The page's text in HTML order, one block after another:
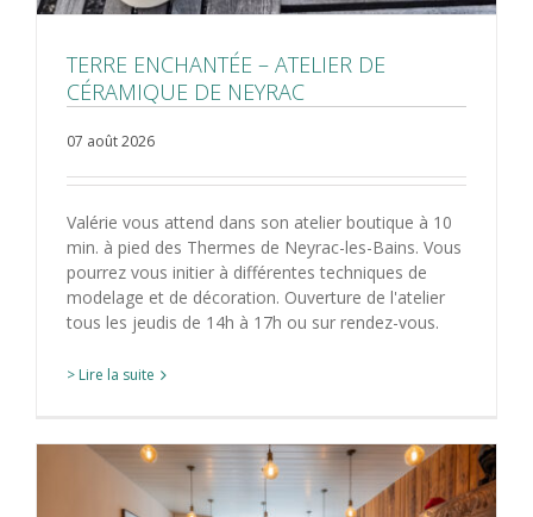
TERRE ENCHANTÉE – ATELIER DE
CÉRAMIQUE DE NEYRAC
07 août 2026
Valérie vous attend dans son atelier boutique à 10
min. à pied des Thermes de Neyrac-les-Bains. Vous
pourrez vous initier à différentes techniques de
modelage et de décoration. Ouverture de l'atelier
tous les jeudis de 14h à 17h ou sur rendez-vous.
> Lire la suite